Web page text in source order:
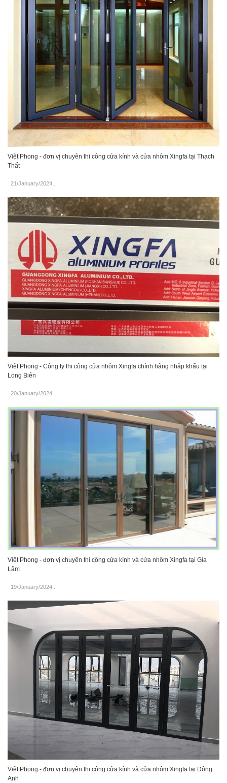
Việt Phong - đơn vị chuyên thi công cửa kính và cửa nhôm Xingfa tại Thạch
Thất
21/January/2024
Việt Phong - Công ty thi công cửa nhôm Xingfa chính hãng nhập khẩu tại
Long Biên
20/January/2024
Việt Phong - đơn vị chuyên thi công cửa kính và cửa nhôm Xingfa tại Gia
Lâm
19/January/2024
Việt Phong - đơn vị chuyên thi công cửa kính và cửa nhôm Xingfa tại Đông
Anh